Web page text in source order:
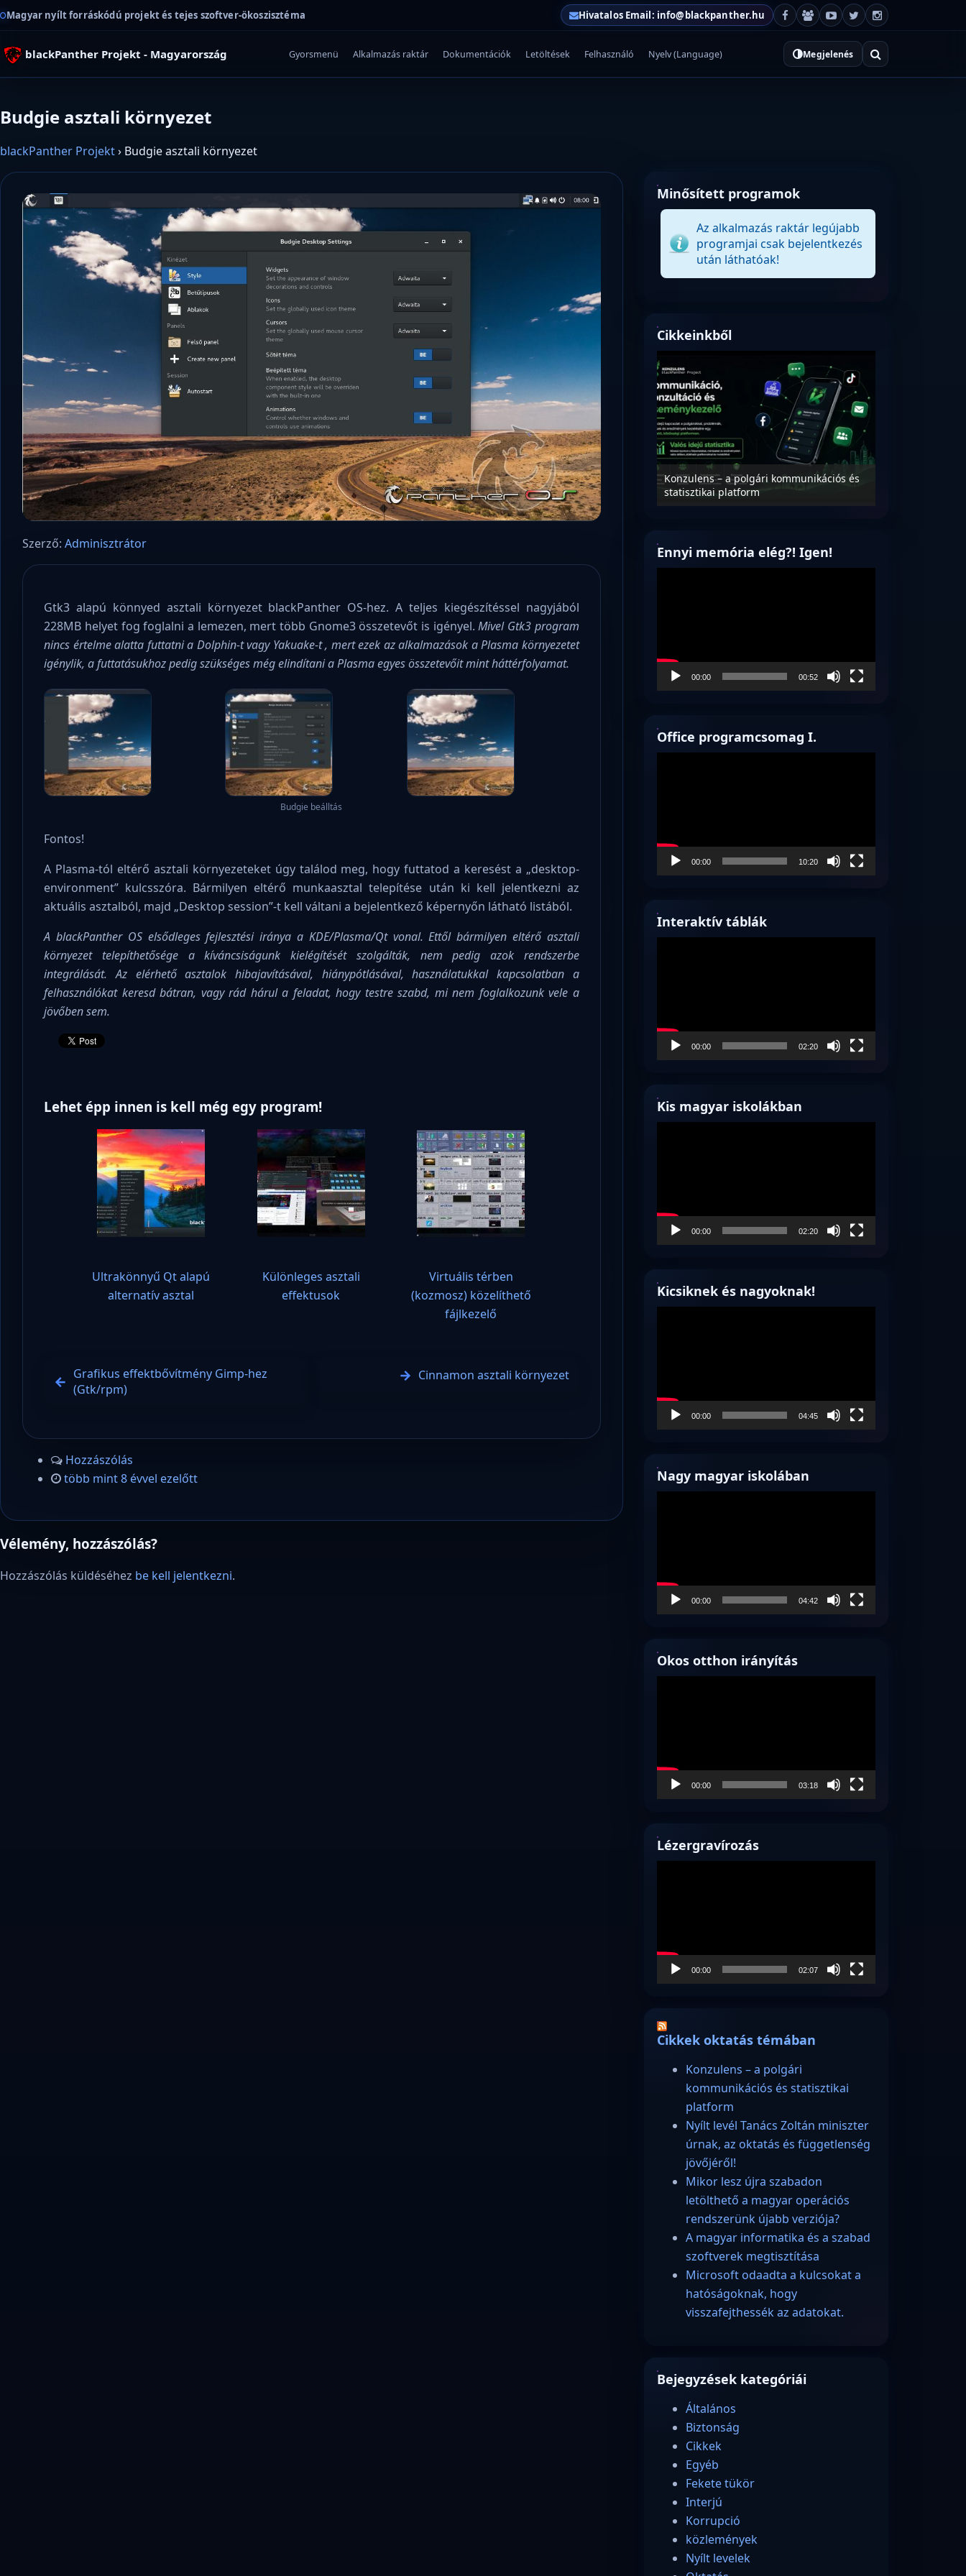
Magyar nyílt forráskódú projekt és tejes szoftver-ökoszisztéma Hivatalos Email: info@blackpanther.hu
blackPanther Projekt - Magyarország Gyorsmenü Alkalmazás raktár Dokumentációk Letöltések Felhasználó Nyelv (Language) Megjelenés
Budgie asztali környezet
blackPanther Projekt› Budgie asztali környezet
Szerző: Adminisztrátor
Gtk3 alapú könnyed asztali környezet blackPanther OS-hez. A teljes kiegészítéssel nagyjából
228MB helyet fog foglalni a lemezen, mert több Gnome3 összetevőt is igényel.Mivel Gtk3 program
nincs értelme alatta futtatni a Dolphin-t vagy Yakuake-t , mert ezek az alkalmazások a Plasma környezetet
igénylik, a futtatásukhoz pedig szükséges még elindítani a Plasma egyes összetevőit mint háttérfolyamat.
Budgie beálltás
Fontos!
A Plasma-tól eltérő asztali környezeteket úgy találod meg, hogy futtatod a keresést a „desktop-
environment” kulcsszóra. Bármilyen eltérő munkaasztal telepítése után ki kell jelentkezni az
aktuális asztalból, majd „Desktop session”-t kell váltani a bejelentkező képernyőn látható listából.
A blackPanther OS elsődleges fejlesztési iránya a KDE/Plasma/Qt vonal. Ettől bármilyen eltérő asztali
környezet telepíthetősége a kíváncsiságunk kielégítését szolgálták, nem pedig azok rendszerbe
integrálását. Az elérhető asztalok hibajavításával, hiánypótlásával, használatukkal kapcsolatban a
felhasználókat keresd bátran, vagy rád hárul a feladat, hogy testre szabd, mi nem foglalkozunk vele a
jövőben sem.
Lehet épp innen is kell még egy program!
Ultrakönnyű Qt alapú
alternatív asztal
Különleges asztali
effektusok
Virtuális térben
(kozmosz) közelíthető
fájlkezelő
Grafikus effektbővítmény Gimp-hez
(Gtk/rpm)
Cinnamon asztali környezet
Hozzászólás
több mint 8 évvel ezelőtt
Vélemény, hozzászólás?
Hozzászólás küldéséhez be kell jelentkezni.
Minősített programok
Az alkalmazás raktár legújabb
programjai csak bejelentkezés
után láthatóak!
Cikkeinkből
Microsoft odaadta a kulcsokat a
hatóságoknak, hogy visszafejthessék az
adatokat.
Konzulens – a polgári kommunikációs és
statisztikai platform
Ennyi memória elég?! Igen!
00:00 00:52
Office programcsomag I.
00:00 10:20
Interaktív táblák
00:00 02:20
Kis magyar iskolákban
00:00 02:20
Kicsiknek és nagyoknak!
00:00 04:45
Nagy magyar iskolában
00:00 04:42
Okos otthon irányítás
00:00 03:18
Lézergravírozás
00:00 02:07
Cikkek oktatás témában
Konzulens – a polgári
kommunikációs és statisztikai
platform
Nyílt levél Tanács Zoltán miniszter
úrnak, az oktatás és függetlenség
jövőjéről!
Mikor lesz újra szabadon
letölthető a magyar operációs
rendszerünk újabb verziója?
A magyar informatika és a szabad
szoftverek megtisztítása
Microsoft odaadta a kulcsokat a
hatóságoknak, hogy
visszafejthessék az adatokat.
Bejegyzések kategóriái
Általános
Biztonság
Cikkek
Egyéb
Fekete tükör
Interjú
Korrupció
közlemények
Nyílt levelek